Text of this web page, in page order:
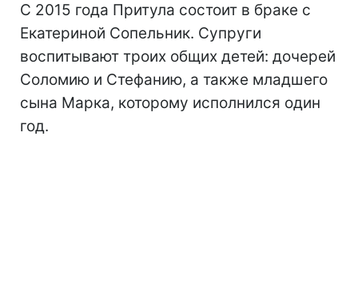
С 2015 года Притула состоит в браке с
Екатериной Сопельник. Супруги
воспитывают троих общих детей: дочерей
Соломию и Стефанию, а также младшего
сына Марка, которому исполнился один
год.